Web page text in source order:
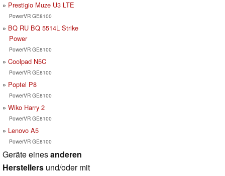
Prestigio Muze U3 LTE
PowerVR GE8100
BQ RU BQ 5514L Strike
Power
PowerVR GE8100
Coolpad N5C
PowerVR GE8100
Poptel P8
PowerVR GE8100
Wiko Harry 2
PowerVR GE8100
Lenovo A5
PowerVR GE8100
Geräte einesanderen
Herstellers und/oder mit